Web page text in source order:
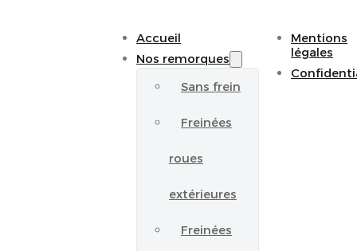
Accueil
Nos remorques
Sans frein
Freinées
roues
extérieures
Freinées
Mentions
légales